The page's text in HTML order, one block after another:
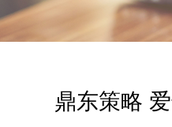
鼎东策略